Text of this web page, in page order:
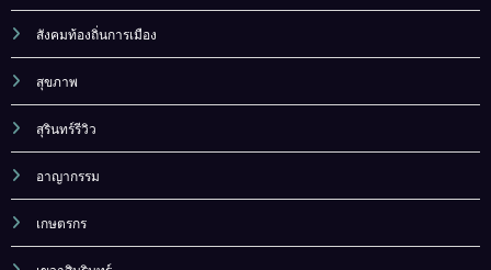
สังคมท้องถิ่นการเมือง
สุขภาพ
สุรินทร์รีวิว
อาญากรรม
เกษตรกร